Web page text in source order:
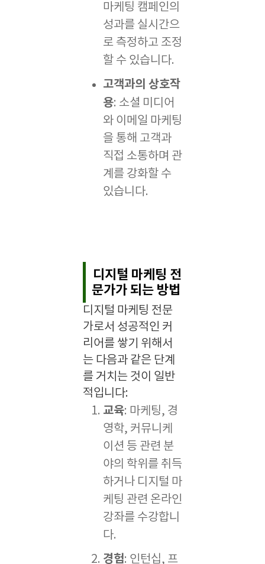
마케팅 캠페인의
성과를 실시간으
로 측정하고 조정
할 수 있습니다.
고객과의 상호작
용: 소셜 미디어
와 이메일 마케팅
을 통해 고객과
직접 소통하며 관
계를 강화할 수
있습니다.
디지털 마케팅 전
문가가 되는 방법
디지털 마케팅 전문
가로서 성공적인 커
리어를 쌓기 위해서
는 다음과 같은 단계
를 거치는 것이 일반
적입니다:
교육: 마케팅, 경
영학, 커뮤니케
이션 등 관련 분
야의 학위를 취득
하거나 디지털 마
케팅 관련 온라인
강좌를 수강합니
다.
경험: 인턴십, 프